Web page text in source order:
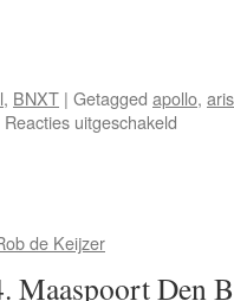
, BNXT | Getagged apollo, aris
Reacties uitgeschakeld
!
de Keijzer
Maaspoort Den